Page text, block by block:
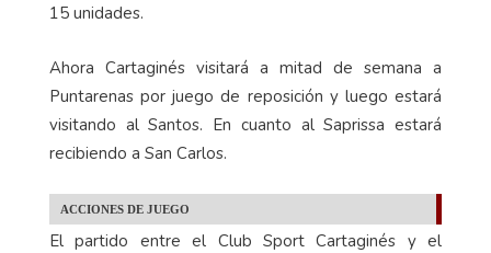
15 unidades.
Ahora Cartaginés visitará a mitad de semana a
Puntarenas por juego de reposición y luego estará
visitando al Santos. En cuanto al Saprissa estará
recibiendo a San Carlos.
ACCIONES DE JUEGO
El partido entre el Club Sport Cartaginés y el